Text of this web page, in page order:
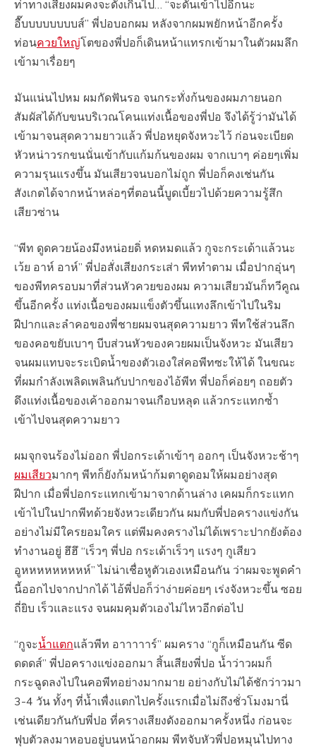
ท่าทางเสียงผมคงจะดังเกินไป… “จะดันเข้าไปอีกนะ
อื๊บบบบบบบบส์” พี่ปอบอกผม หลังจากผมพยักหน้าอีกครั้ง
ท่อนควยใหญ่โตของพี่ปอก็เดินหน้าแทรกเข้ามาในตัวผมลึก
เข้ามาเรื่อยๆ
มันแน่นไปหม ผมกัดฟันรอ จนกระทั่งก้นของผมภายนอก
สัมผัสได้กับขนบริเวณโคนแท่งเนื้อของพี่ปอ จึงได้รู้ว่ามันได้
เข้ามาจนสุดความยาวแล้ว พี่ปอหยุดจังหวะไว้ ก่อนจะเบียด
หัวหน่าวรกขนนั่นเข้ากับแก้มก้นของผม จากเบาๆ ค่อยๆเพิ่ม
ความรุนแรงขึ้น มันเสียวจนบอกไม่ถูก พี่ปอก็คงเช่นกัน
สังเกตได้จากหน้าหล่อๆที่ตอนนี้บูดเบี้ยวไปด้วยความรู้สึก
เสียวซ่าน
“พีท ดูดควยน้องมึงหน่อยดิ่ หดหมดแล้ว กูจะกระเด้าแล้วนะ
เว้ย อาห์ อาห์” พี่ปอสั่งเสียงกระเส่า พีททำตาม เมื่อปากอุ่นๆ
ของพีทครอบมาที่ส่วนหัวควยของผม ความเสียวมันก็ทวีคูณ
ขึ้นอีกครั้ง แท่งเนื้อของผมแข็งตัวขึ้นแทงลึกเข้าไปในริม
ฝีปากและลำคอของพี่ชายผมจนสุดความยาว พีทใช้ส่วนลึก
ของคอขยับเบาๆ บีบส่วนหัวของควยผมเป็นจังหวะ มันเสียว
จนผมแทบจะระเบิดน้ำของตัวเองใส่คอพีทซะให้ได้ ในขณะ
ที่ผมกำลังเพลิดเพลินกับปากของไอ้พีท พี่ปอก็ค่อยๆ ถอยตัว
ดึงแท่งเนื้อของเค้าออกมาจนเกือบหลุด แล้วกระแทกซ้ำ
เข้าไปจนสุดความยาว
ผมจุกจนร้องไม่ออก พี่ปอกระเด้าเข้าๆ ออกๆ เป็นจังหวะช้าๆ
ผมเสียวมากๆ พีทก็ยังก้มหน้าก้มตาดูดอมให้ผมอย่างสุด
ฝีปาก เมื่อพี่ปอกระแทกเข้ามาจากด้านล่าง เคผมก็กระแทก
เข้าไปในปากพีทด้วยจังหวะเดียวกัน ผมกับพี่ปอครางแข่งกัน
อย่างไม่มีใครยอมใคร แต่พีมคงครางไม่ได้เพราะปากยังต้อง
ทำงานอยู่ ฮึฮึ “เร็วๆ พี่ปอ กระเด้าเร็วๆ แรงๆ กูเสียว
อูหหหหหหหหห์” ไม่น่าเชื่อหูตัวเองเหมือนกัน ว่าผมจะพูดคำ
นี้ออกไปจากปากได้ ไอ้พี่ปอก็ว่าง่ายค่อยๆ เร่งจังหวะขึ้น ซอย
ถี่ยิบ เร็วและแรง จนผมคุมตัวเองไม่ไหวอีกต่อไป
“กูจะน้ำแตกแล้วพีท อาาาาาร์” ผมคราง “กูก็เหมือนกัน ซีด
ดดดส์” พี่ปอครางแข่งออกมา สิ้นเสียงพี่ปอ น้ำว่าวผมก็
กระฉูดลงไปในคอพีทอย่างมากมาย อย่างกับไม่ได้ชักว่าวมา
3-4 วัน ทั้งๆ ที่น้ำเพื่งแตกไปครั้งแรกเมื่อไม่ถึงชั่วโมงมานี่
เช่นเดียวกันกับพี่ปอ ที่ครางเสียงดังออกมาครั้งหนึ่ง ก่อนจะ
ฟุบตัวลงมาหอบอยู่บนหน้าอกผม พีทจับหัวพี่ปอหมุนไปทาง